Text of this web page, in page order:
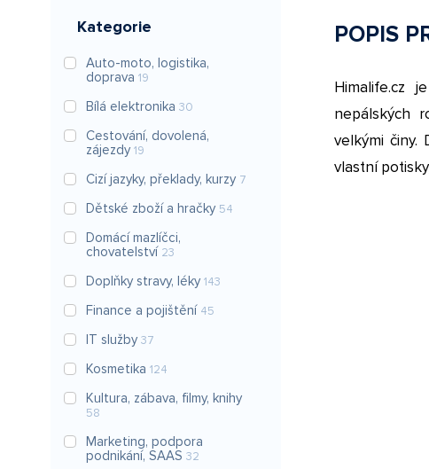
Kategorie
Auto-moto, logistika,
doprava 19
Bílá elektronika 30
Cestování, dovolená,
zájezdy 19
Cizí jazyky, překlady, kurzy 7
Dětské zboží a hračky 54
Domácí mazlíčci,
chovatelství 23
Doplňky stravy, léky 143
Finance a pojištění 45
IT služby 37
Kosmetika 124
Kultura, zábava, filmy, knihy
58
Marketing, podpora
podnikání, SAAS 32
POPIS
Himalife.cz
nepálských
velkými činy.
vlastní